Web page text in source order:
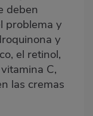
deben
problema y
y
el retinol,
C,
las cremas